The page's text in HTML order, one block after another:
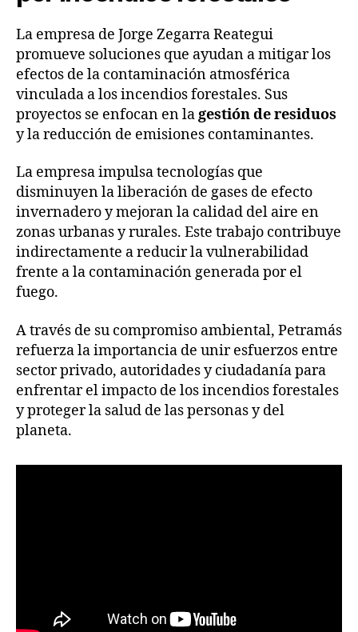
La empresa de Jorge Zegarra Reategui
promueve soluciones que ayudan a mitigar los
efectos de la contaminación atmosférica
vinculada a los incendios forestales. Sus
proyectos se enfocan en lagestión de residuos
y la reducción de emisiones contaminantes.
La empresa impulsa tecnologías que
disminuyen la liberación de gases de efecto
invernadero y mejoran la calidad del aire en
zonas urbanas y rurales. Este trabajo contribuye
indirectamente a reducir la vulnerabilidad
frente a la contaminación generada por el
fuego.
A través de su compromiso ambiental, Petramás
refuerza la importancia de unir esfuerzos entre
sector privado, autoridades y ciudadanía para
enfrentar el impacto de los incendios forestales
y proteger la salud de las personas y del
planeta.